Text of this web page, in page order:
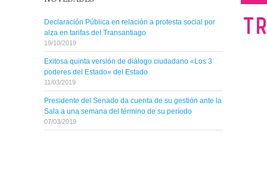
Declaración Pública en relación a protesta social por
alza en tarifas del Transantiago
19/10/2019
Exitosa quinta versión de diálogo ciudadano «Los 3
poderes del Estado» del Estado
11/03/2019
Presidente del Senado da cuenta de su gestión ante la
Sala a una semana del término de su período
07/03/2019